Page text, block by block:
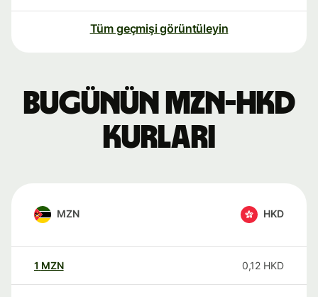
Tüm geçmişi görüntüleyin
Bugünün MZN-HKD
kurları
MZN HKD
1 MZN 0,12 HKD